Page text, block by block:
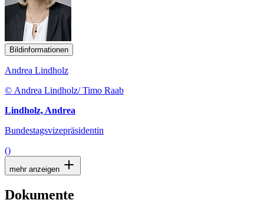
Bildinformationen
Andrea Lindholz
© Andrea Lindholz/ Timo Raab
Lindholz, Andrea
Bundestagsvizepräsidentin
()
mehr anzeigen
Dokumente